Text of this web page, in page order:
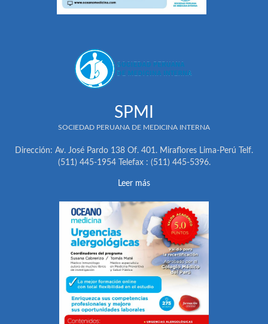
SPMI
SOCIEDAD PERUANA DE MEDICINA INTERNA
Dirección: Av. José Pardo 138 Of. 401. Miraflores Lima-Perú Telf.
(511) 445-1954 Telefax : (511) 445-5396.
Leer más